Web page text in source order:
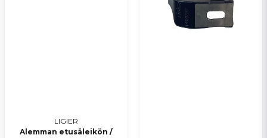
LIGIER
Alemman etusäleikön /